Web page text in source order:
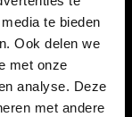
te bieden
Ook delen we
met onze
analyse. Deze
met andere
op 400grams